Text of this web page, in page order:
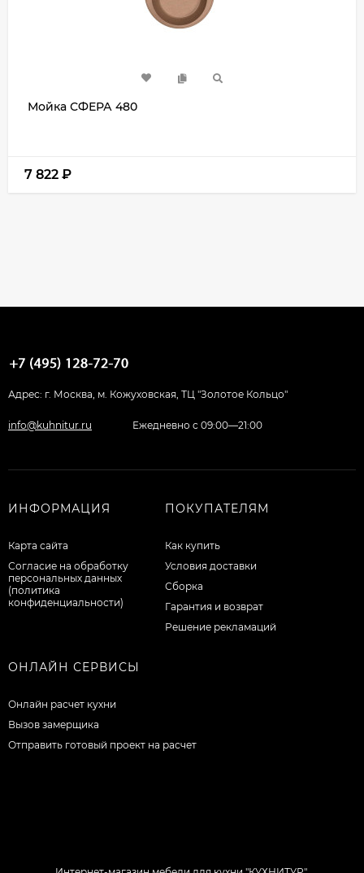
Мойка СФЕРА 480
7 822 ₽
Адрес: г. Москва, м. Кожуховская, ТЦ "Золотое Кольцо"
info@kuhnitur.ru Ежедневно с 09:00—21:00
ИНФОРМАЦИЯ
Карта сайта
Согласие на обработку
персональных данных
(политика
конфиденциальности)
ПОКУПАТЕЛЯМ
Как купить
Условия доставки
Сборка
Гарантия и возврат
Решение рекламаций
ОНЛАЙН СЕРВИСЫ
Онлайн расчет кухни
Вызов замерщика
Отправить готовый проект на расчет